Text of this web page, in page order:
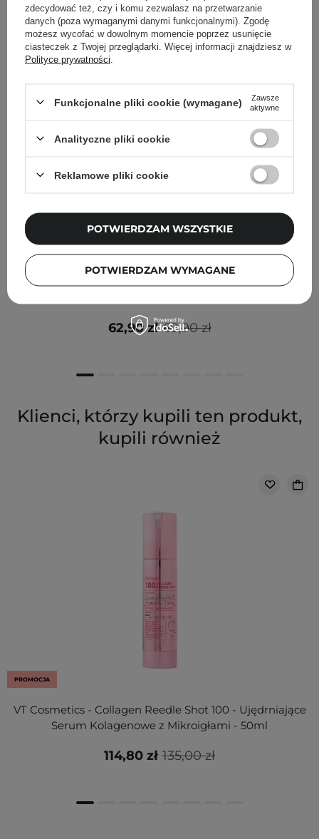
Inni klienci sprawdzali również
Arencia - Holy Hyssop Serum 12 - Rozświetlająco-
69,90 zł
62,90 zł
Klienci, którzy kupili ten produkt,
kupili również
PROMOCJA
VT Cosmetics - Collagen Reedle Shot 100 - Ujędrniające
Serum Kolagenowe z Mikroigłami - 50ml
135,00 zł
114,80 zł
zdecydować też, czy i komu zezwalasz na przetwarzanie
danych (poza wymaganymi danymi funkcjonalnymi). Zgodę
możesz wycofać w dowolnym momencie poprzez usunięcie
ciasteczek z Twojej przeglądarki. Więcej informacji znajdziesz w
Polityce prywatności
Funkcjonalne pliki cookie (wymagane)
Zawsze
aktywne
Analityczne pliki cookie
Reklamowe pliki cookie
POTWIERDZAM WYMAGANE
POTWIERDZAM WSZYSTKIE